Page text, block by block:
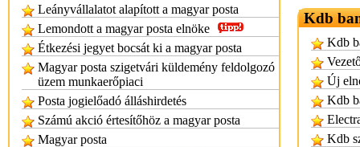
Leányvállalatot alapított a magyar posta
Lemondott a magyar posta elnöke
Étkezési jegyet bocsát ki a magyar posta
Magyar posta szigetvári küldemény feldolgozó
üzem munkaerőpiaci
Posta jogielőadó álláshirdetés
Számú akció értesítőhöz a magyar posta
Magyar posta
Kdb
Kdb
Új
Kdb
Kdb